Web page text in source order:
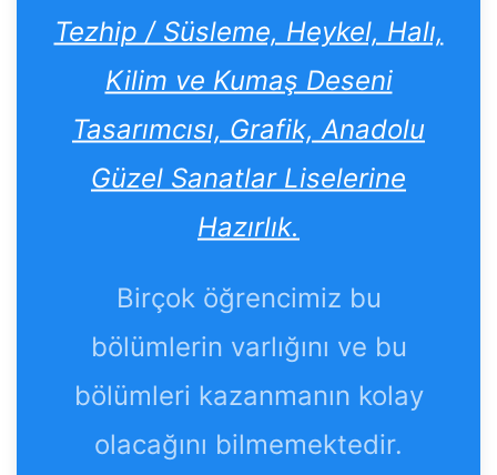
Tezhip / Süsleme, Heykel, Halı,
Kilim ve Kumaş Deseni
Tasarımcısı, Grafik, Anadolu
Güzel Sanatlar Liselerine
Hazırlık.
Birçok öğrencimiz bu
bölümlerin varlığını ve bu
bölümleri kazanmanın kolay
olacağını bilmemektedir.